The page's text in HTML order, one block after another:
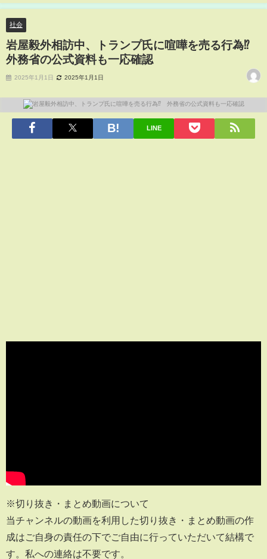
式資料も一応確認
社会
岩屋毅外相訪中、トランプ氏に喧嘩を売る行為⁉
外務省の公式資料も一応確認
2025年1月1日 2025年1月1日
LINE
※切り抜き・まとめ動画について
当チャンネルの動画を利用した切り抜き・まとめ動画の作
成はご自身の責任の下でご自由に行っていただいて結構で
す。私への連絡は不要です。